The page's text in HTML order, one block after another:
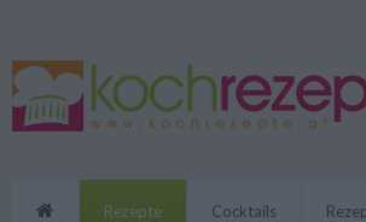
Rezepte Cocktails